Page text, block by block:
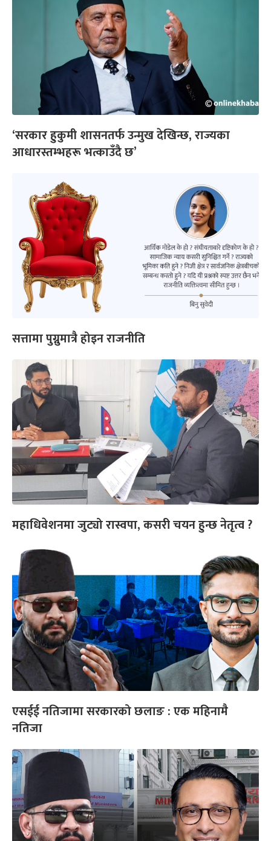
‘सरकार हुकुमी शासनतर्फ उन्मुख देखिन्छ, राज्यका
आधारस्तम्भहरू भत्काउँदै छ’
सत्तामा पुग्नुमात्रै होइन राजनीति
महाधिवेशनमा जुट्यो रास्वपा, कसरी चयन हुन्छ नेतृत्व ?
एसईई नतिजामा सरकारको छलाङ : एक महिनामै
नतिजा